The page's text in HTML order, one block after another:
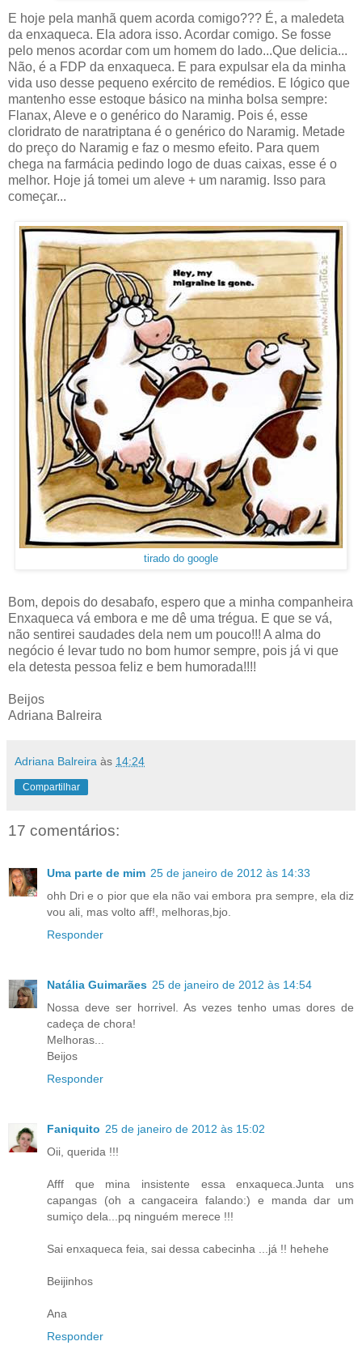
E hoje pela manhã quem acorda comigo??? É, a maledeta
da enxaqueca. Ela adora isso. Acordar comigo. Se fosse
pelo menos acordar com um homem do lado...Que delicia...
Não, é a FDP da enxaqueca. E para expulsar ela da minha
vida uso desse pequeno exército de remédios. E lógico que
mantenho esse estoque básico na minha bolsa sempre:
Flanax, Aleve e o genérico do Naramig. Pois é, esse
cloridrato de naratriptana é o genérico do Naramig. Metade
do preço do Naramig e faz o mesmo efeito. Para quem
chega na farmácia pedindo logo de duas caixas, esse é o
melhor. Hoje já tomei um aleve + um naramig. Isso para
começar...
tirado do google
Bom, depois do desabafo, espero que a minha companheira
Enxaqueca vá embora e me dê uma trégua. E que se vá,
não sentirei saudades dela nem um pouco!!! A alma do
negócio é levar tudo no bom humor sempre, pois já vi que
ela detesta pessoa feliz e bem humorada!!!!
Beijos
Adriana Balreira
Adriana Balreira às 14:24
Compartilhar
17 comentários:
Uma parte de mim 25 de janeiro de 2012 às 14:33
ohh Dri e o pior que ela não vai embora pra sempre, ela diz
vou ali, mas volto aff!, melhoras,bjo.
Responder
Natália Guimarães 25 de janeiro de 2012 às 14:54
Nossa deve ser horrivel. As vezes tenho umas dores de
cadeça de chora!
Melhoras...
Beijos
Responder
Faniquito 25 de janeiro de 2012 às 15:02
Oii, querida !!!
Afff que mina insistente essa enxaqueca.Junta uns
capangas (oh a cangaceira falando:) e manda dar um
sumiço dela...pq ninguém merece !!!
Sai enxaqueca feia, sai dessa cabecinha ...já !! hehehe
Beijinhos
Ana
Responder